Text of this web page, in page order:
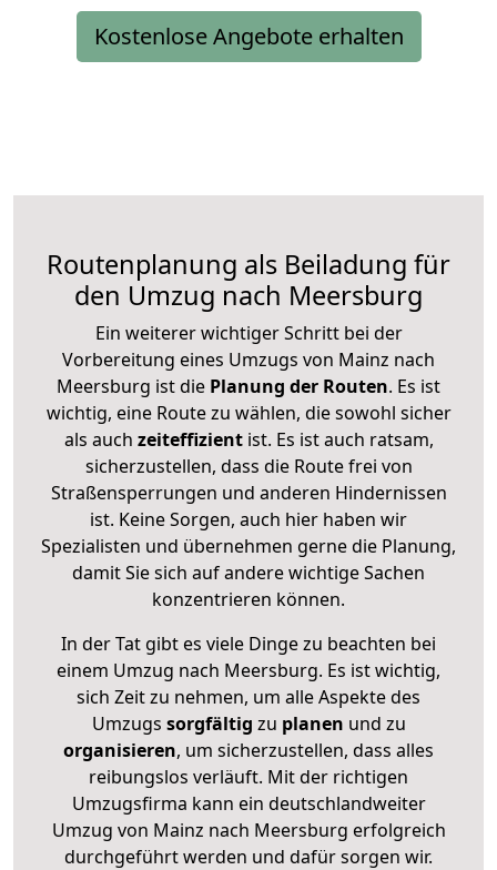
Kostenlose Angebote erhalten
Routenplanung als Beiladung für
den Umzug nach Meersburg
Ein weiterer wichtiger Schritt bei der
Vorbereitung eines Umzugs von Mainz nach
Meersburg ist die Planung der Routen. Es ist
wichtig, eine Route zu wählen, die sowohl sicher
als auch zeiteffizientist. Es ist auch ratsam,
sicherzustellen, dass die Route frei von
Straßensperrungen und anderen Hindernissen
ist. Keine Sorgen, auch hier haben wir
Spezialisten und übernehmen gerne die Planung,
damit Sie sich auf andere wichtige Sachen
konzentrieren können.
In der Tat gibt es viele Dinge zu beachten bei
einem Umzug nach Meersburg. Es ist wichtig,
sich Zeit zu nehmen, um alle Aspekte des
Umzugs sorgfältig zu planen und zu
organisieren, um sicherzustellen, dass alles
reibungslos verläuft. Mit der richtigen
Umzugsfirma kann ein deutschlandweiter
Umzug von Mainz nach Meersburg erfolgreich
durchgeführt werden und dafür sorgen wir.